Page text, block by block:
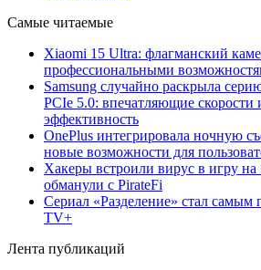
Самые читаемые
Xiaomi 15 Ultra: флагманский
профессиональными
Samsung случайно раскрыла
PCIe 5.0: впечатляющие скорости
эффективность
OnePlus интегрировала ночную
новые возможности для
Хакеры встроили вирус в игру на
обманули с PirateFi
Сериал «Разделение» стал
TV+
Лента публикаций